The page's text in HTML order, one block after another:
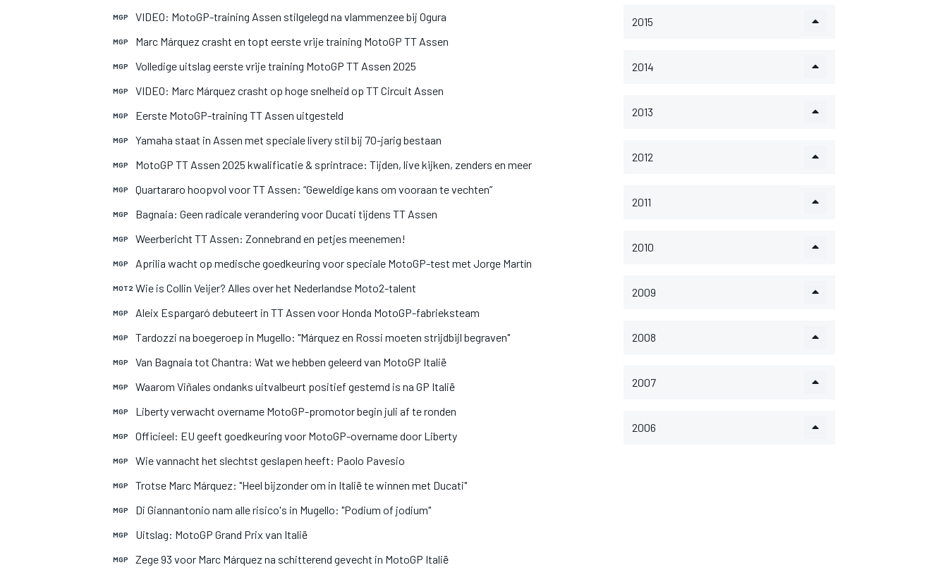
MGP VIDEO: MotoGP-training Assen stilgelegd na vlammenzee bij Ogura
MGP Marc Márquez crasht en topt eerste vrije training MotoGP TT Assen
MGP Volledige uitslag eerste vrije training MotoGP TT Assen 2025
MGP VIDEO: Marc Márquez crasht op hoge snelheid op TT Circuit Assen
MGP Eerste MotoGP-training TT Assen uitgesteld
MGP Yamaha staat in Assen met speciale livery stil bij 70-jarig bestaan
MGP MotoGP TT Assen 2025 kwalificatie & sprintrace: Tijden, live kijken, zenders en meer
MGP Quartararo hoopvol voor TT Assen: “Geweldige kans om vooraan te vechten”
MGP Bagnaia: Geen radicale verandering voor Ducati tijdens TT Assen
MGP Weerbericht TT Assen: Zonnebrand en petjes meenemen!
MGP Aprilia wacht op medische goedkeuring voor speciale MotoGP-test met Jorge Martín
MOT2 Wie is Collin Veijer? Alles over het Nederlandse Moto2-talent
MGP Aleix Espargaró debuteert in TT Assen voor Honda MotoGP-fabrieksteam
MGP Tardozzi na boegeroep in Mugello: "Márquez en Rossi moeten strijdbijl begraven"
MGP Van Bagnaia tot Chantra: Wat we hebben geleerd van MotoGP Italië
MGP Waarom Viñales ondanks uitvalbeurt positief gestemd is na GP Italië
MGP Liberty verwacht overname MotoGP-promotor begin juli af te ronden
MGP Officieel: EU geeft goedkeuring voor MotoGP-overname door Liberty
MGP Wie vannacht het slechtst geslapen heeft: Paolo Pavesio
MGP Trotse Marc Márquez: "Heel bijzonder om in Italië te winnen met Ducati"
MGP Di Giannantonio nam alle risico's in Mugello: "Podium of jodium"
MGP Uitslag: MotoGP Grand Prix van Italië
MGP Zege 93 voor Marc Márquez na schitterend gevecht in MotoGP Italië
2015
2014
2013
2012
2011
2010
2009
2008
2007
2006